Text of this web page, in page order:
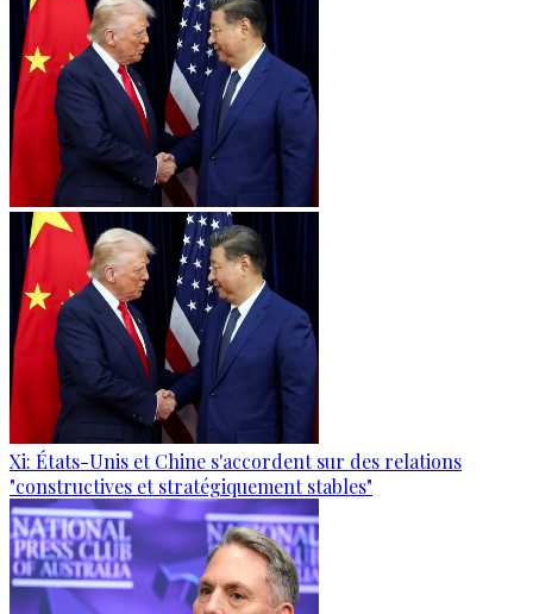
Xi: États-Unis et Chine s'accordent sur des relations
"constructives et stratégiquement stables"